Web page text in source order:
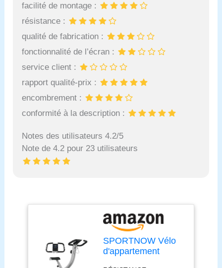
facilité de montage :
résistance :
qualité de fabrication :
fonctionnalité de l’écran :
service client :
rapport qualité-prix :
encombrement :
conformité à la description :
Notes des utilisateurs 4.2/5
Note de 4.2 pour 23 utilisateurs
SPORTNOW Vélo
d'appartement